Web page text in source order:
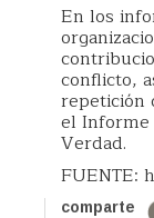
En los
conflicto,
repetición
el Informe
Verdad.
FUENTE:
comparte